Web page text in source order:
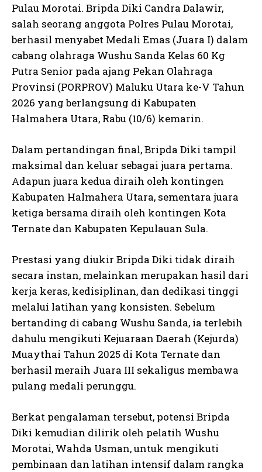
Pulau Morotai. Bripda Diki Candra Dalawir,
salah seorang anggota Polres Pulau Morotai,
berhasil menyabet Medali Emas (Juara I) dalam
cabang olahraga Wushu Sanda Kelas 60 Kg
Putra Senior pada ajang Pekan Olahraga
Provinsi (PORPROV) Maluku Utara ke-V Tahun
2026 yang berlangsung di Kabupaten
Halmahera Utara, Rabu (10/6) kemarin.
Dalam pertandingan final, Bripda Diki tampil
maksimal dan keluar sebagai juara pertama.
Adapun juara kedua diraih oleh kontingen
Kabupaten Halmahera Utara, sementara juara
ketiga bersama diraih oleh kontingen Kota
Ternate dan Kabupaten Kepulauan Sula.
Prestasi yang diukir Bripda Diki tidak diraih
secara instan, melainkan merupakan hasil dari
kerja keras, kedisiplinan, dan dedikasi tinggi
melalui latihan yang konsisten. Sebelum
bertanding di cabang Wushu Sanda, ia terlebih
dahulu mengikuti Kejuaraan Daerah (Kejurda)
Muaythai Tahun 2025 di Kota Ternate dan
berhasil meraih Juara III sekaligus membawa
pulang medali perunggu.
Berkat pengalaman tersebut, potensi Bripda
Diki kemudian dilirik oleh pelatih Wushu
Morotai, Wahda Usman, untuk mengikuti
pembinaan dan latihan intensif dalam rangka